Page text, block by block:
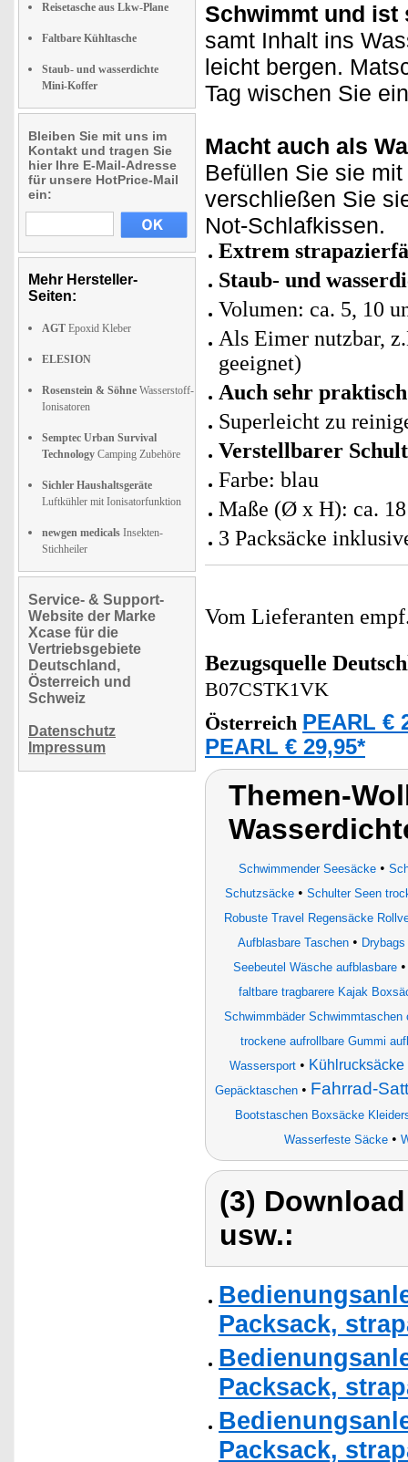
Reisetasche aus Lkw-Plane
Faltbare Kühltasche
Staub- und wasserdichte
Mini-Koffer
Bleiben Sie mit uns im
Kontakt und tragen Sie
hier Ihre E-Mail-Adresse
für unsere HotPrice-Mail
ein:
Mehr Hersteller-
Seiten:
AGT Epoxid Kleber
ELESION
Rosenstein & Söhne Wasserstoff-
Ionisatoren
Semptec Urban Survival
Technology Camping Zubehöre
Sichler Haushaltsgeräte
Luftkühler mit Ionisatorfunktion
newgen medicals Insekten-
Stichheiler
Service- & Support-
Website der Marke
Xcase für die
Vertriebsgebiete
Deutschland,
Österreich und
Schweiz
Datenschutz
Impressum
Schwimmt und ist
samt Inhalt ins
leicht bergen.
Tag wischen Sie
Macht auch als
Befüllen Sie sie
verschließen Sie
Not-Schlafkissen.
Extrem
Staub- und
Volumen: ca. 5, 10
Als Eimer nutzbar,
geeignet)
Auch sehr
Superleicht zu
Verstellbarer
Farbe: blau
Maße (Ø x H): ca.
3 Packsäcke
Vom Lieferanten
Bezugsquelle
B07CSTK1VK
Österreich PEARL €
PEARL € 29,95*
Themen-
Schwimmender Seesäcke•
Schutzsäcke• Schulter Seen
Robuste Travel Regensäcke
Aufblasbare Taschen• Drybags
Seebeutel Wäsche aufblasbare
faltbare tragbarere Kajak
Schwimmbäder Schwimmtaschen
trockene aufrollbare Gummi
Wassersport • Kühlrucksäcke
Gepäcktaschen • Fahrrad-
Bootstaschen Boxsäcke
Wasserfeste Säcke •
(3)
usw.:
Packsack,
Packsack,
Packsack,